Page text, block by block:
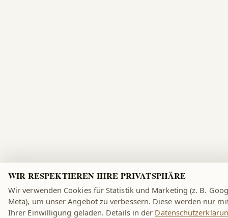
WIR RESPEKTIEREN IHRE PRIVATSPHÄRE
Wir verwenden Cookies für Statistik und Marketing (z. B.
Meta), um unser Angebot zu verbessern. Diese werden nur
Ihrer Einwilligung geladen. Details in der